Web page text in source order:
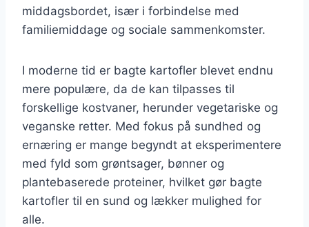
middagsbordet, især i forbindelse med
familiemiddage og sociale sammenkomster.
I moderne tid er bagte kartofler blevet endnu
mere populære, da de kan tilpasses til
forskellige kostvaner, herunder vegetariske og
veganske retter. Med fokus på sundhed og
ernæring er mange begyndt at eksperimentere
med fyld som grøntsager, bønner og
plantebaserede proteiner, hvilket gør bagte
kartofler til en sund og lækker mulighed for
alle.